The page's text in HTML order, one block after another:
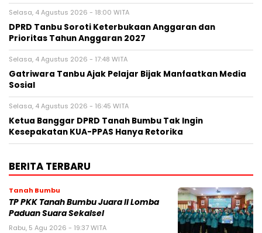
Selasa, 4 Agustus 2026 - 18:00 WITA
DPRD Tanbu Soroti Keterbukaan Anggaran dan
Prioritas Tahun Anggaran 2027
Selasa, 4 Agustus 2026 - 17:48 WITA
Gatriwara Tanbu Ajak Pelajar Bijak Manfaatkan Media
Sosial
Selasa, 4 Agustus 2026 - 16:45 WITA
Ketua Banggar DPRD Tanah Bumbu Tak Ingin
Kesepakatan KUA-PPAS Hanya Retorika
BERITA TERBARU
Tanah Bumbu
TP PKK Tanah Bumbu Juara II Lomba
Paduan Suara Sekalsel
Rabu, 5 Agu 2026 - 19:37 WITA